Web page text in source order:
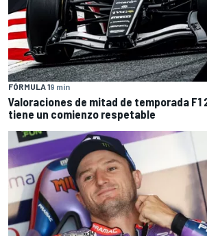
FÓRMULA 19 min
Valoraciones de mitad de temporada F1
tiene un comienzo respetable